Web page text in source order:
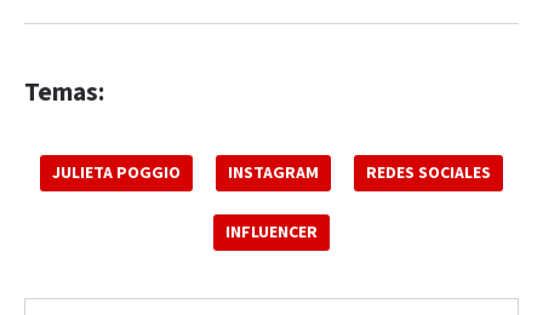
Temas:
JULIETA POGGIO INSTAGRAM REDES SOCIALES
INFLUENCER